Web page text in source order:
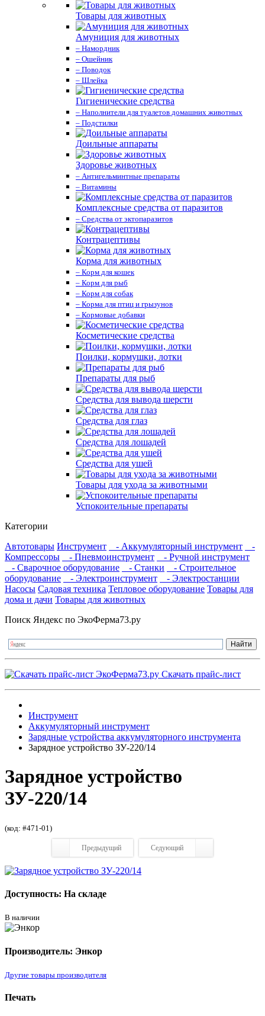
Товары для животных
Амуниция для животных
– Намордник
– Ошейник
– Поводок
– Шлейка
Гигиенические средства
– Наполнители для туалетов домашних животных
– Подстилки
Доильные аппараты
Здоровье животных
– Антигельминтные препараты
– Витамины
Комплексные средства от паразитов
– Средства от эктопаразитов
Контрацептивы
Корма для животных
– Корм для кошек
– Корм для рыб
– Корм для собак
– Корма для птиц и грызунов
– Кормовые добавки
Косметические средства
Поилки, кормушки, лотки
Препараты для рыб
Средства для вывода шерсти
Средства для глаз
Средства для лошадей
Средства для ушей
Товары для ухода за животными
Успокоительные препараты
Категории
Автотовары Инструмент - Аккумуляторный инструмент
-
Компрессоры
- Пневмоинструмент
- Ручной инструмент
- Сварочное оборудование
- Станки
- Строительное
оборудование
- Электроинструмент
- Электростанции
Насосы Садовая техника Тепловое оборудование Товары для
дома и дачи Товары для животных
Поиск Яндекс по ЭкоФерма73.ру
Скачать прайс-лист
Инструмент
Аккумуляторный инструмент
Зарядные устройства аккумуляторного инструмента
Зарядное устройство ЗУ-220/14
Зарядное устройство
ЗУ-220/14
(код: #471-01)
Предыдущий Седующий
Доступность: На складе
В наличии
Производитель: Энкор
Другие товары производителя
Печать